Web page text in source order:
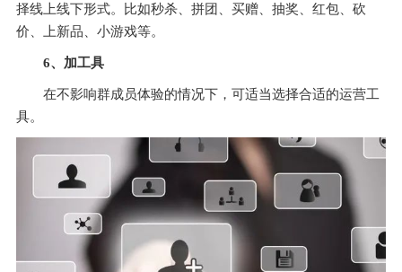
择线上线下形式。比如秒杀、拼团、买赠、抽奖、红包、砍
价、上新品、小游戏等。
6、 加工具
在不影响群成员体验的情况下，可适当选择合适的运营工
具。